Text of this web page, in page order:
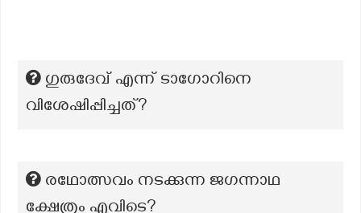
ഗുരുദേവ് എന്ന് ടാഗോറിനെ
വിശേഷിപ്പിച്ചത്?
രഥോത്സവം നടക്കുന്ന ജഗന്നാഥ